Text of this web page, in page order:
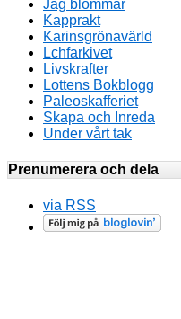
Jag blommar
Kapprakt
Karinsgrönavärld
Lchfarkivet
Livskrafter
Lottens Bokblogg
Paleoskafferiet
Skapa och Inreda
Under vårt tak
Prenumerera och dela
via RSS